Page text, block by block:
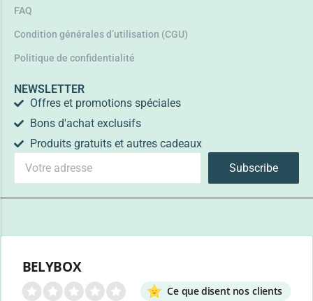
FAQ
Condition générales d’utilisation (CGU)
Politique de confidentialité
NEWSLETTER
Offres et promotions spéciales
Bons d'achat exclusifs
Produits gratuits et autres cadeaux
Subscribe
BELYBOX
Ce que disent nos clients